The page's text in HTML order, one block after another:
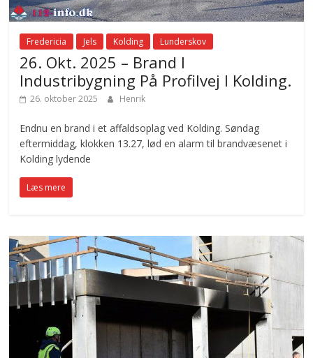
Fredericia Jels Kolding Lunderskov
26. Okt. 2025 – Brand I
Industribygning På Profilvej I Kolding.
26. oktober 2025 Henrik
Endnu en brand i et affaldsoplag ved Kolding. Søndag
eftermiddag, klokken 13.27, lød en alarm til brandvæsenet i
Kolding lydende
Læs mere